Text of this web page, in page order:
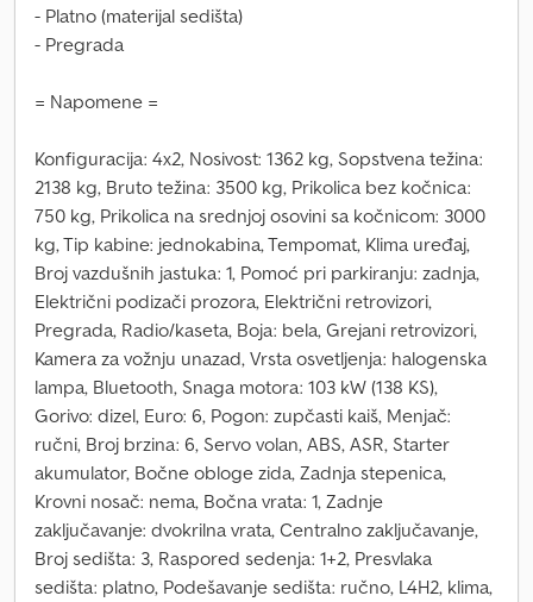
- Platno (materijal sedišta)
- Pregrada
= Napomene =
Konfiguracija: 4x2, Nosivost: 1362 kg, Sopstvena težina:
2138 kg, Bruto težina: 3500 kg, Prikolica bez kočnica:
750 kg, Prikolica na srednjoj osovini sa kočnicom: 3000
kg, Tip kabine: jednokabina, Tempomat, Klima uređaj,
Broj vazdušnih jastuka: 1, Pomoć pri parkiranju: zadnja,
Električni podizači prozora, Električni retrovizori,
Pregrada, Radio/kaseta, Boja: bela, Grejani retrovizori,
Kamera za vožnju unazad, Vrsta osvetljenja: halogenska
lampa, Bluetooth, Snaga motora: 103 kW (138 KS),
Gorivo: dizel, Euro: 6, Pogon: zupčasti kaiš, Menjač:
ručni, Broj brzina: 6, Servo volan, ABS, ASR, Starter
akumulator, Bočne obloge zida, Zadnja stepenica,
Krovni nosač: nema, Bočna vrata: 1, Zadnje
zaključavanje: dvokrilna vrata, Centralno zaključavanje,
Broj sedišta: 3, Raspored sedenja: 1+2, Presvlaka
sedišta: platno, Podešavanje sedišta: ručno, L4H2, klima,